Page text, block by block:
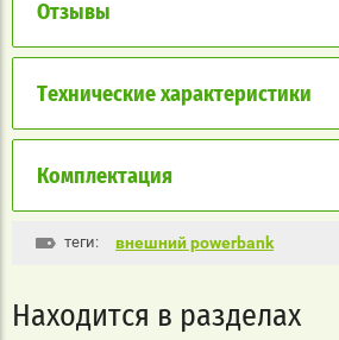
Отзывы
Технические характеристики
Комплектация
теги: внешний powerbank
Находится в разделах